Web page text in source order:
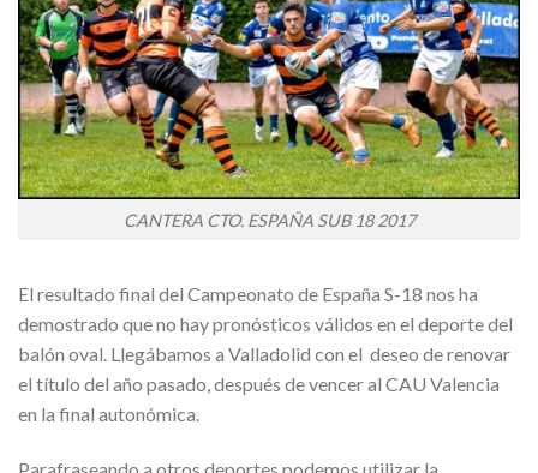
CANTERA CTO. ESPAÑA SUB 18 2017
El resultado final del Campeonato de España S-18 nos ha
demostrado que no hay pronósticos válidos en el deporte del
balón oval. Llegábamos a Valladolid con el deseo de renovar
el título del año pasado, después de vencer al CAU Valencia
en la final autonómica.